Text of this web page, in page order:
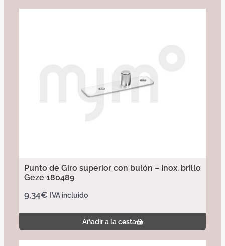
Punto de Giro superior con bulón – Inox. brillo
Geze 180489
9,34€ IVA incluido
Añadir a la cesta